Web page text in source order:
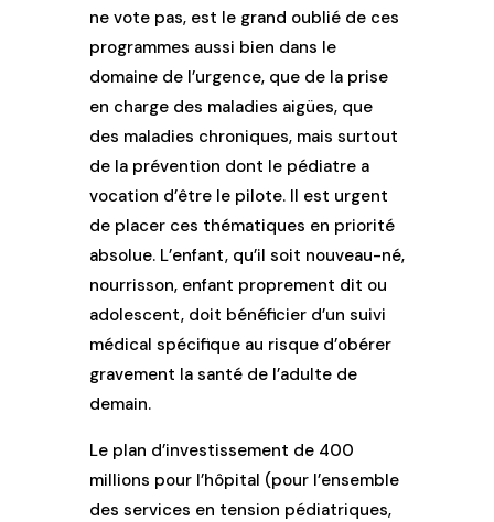
ne vote pas, est le grand oublié de ces
programmes aussi bien dans le
domaine de l’urgence, que de la prise
en charge des maladies aigües, que
des maladies chroniques, mais surtout
de la prévention dont le pédiatre a
vocation d’être le pilote. Il est urgent
de placer ces thématiques en priorité
absolue. L’enfant, qu’il soit nouveau-né,
nourrisson, enfant proprement dit ou
adolescent, doit bénéficier d’un suivi
médical spécifique au risque d’obérer
gravement la santé de l’adulte de
demain.
Le plan d’investissement de 400
millions pour l’hôpital (pour l’ensemble
des services en tension pédiatriques,